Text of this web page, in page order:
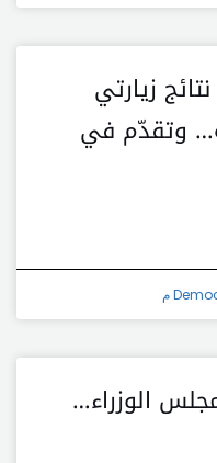
زيارتي
وتقدّم في
الوزراء…